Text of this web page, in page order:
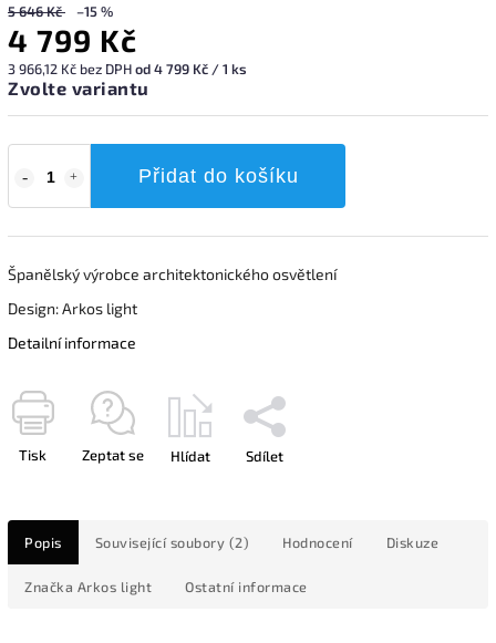
5 646 Kč –15 %
4 799 Kč
3 966,12 Kč bez DPHod 4 799 Kč / 1 ks
Zvolte variantu
Přidat do košíku
Španělský výrobce architektonického osvětlení
Design: Arkos light
Detailní informace
Tisk Zeptat se Hlídat Sdílet
Popis Související soubory (2) Hodnocení Diskuze
Značka Arkos light Ostatní informace